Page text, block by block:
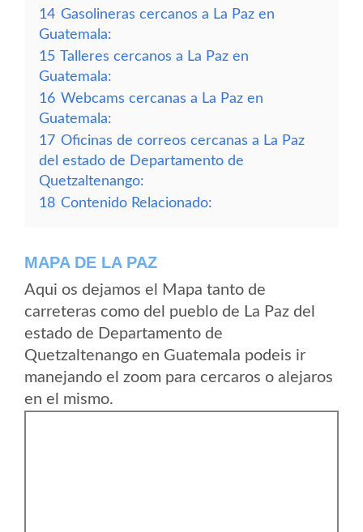
14 Gasolineras cercanos a La Paz en
Guatemala:
15 Talleres cercanos a La Paz en
Guatemala:
16 Webcams cercanas a La Paz en
Guatemala:
17 Oficinas de correos cercanas a La Paz
del estado de Departamento de
Quetzaltenango:
18 Contenido Relacionado:
MAPA DE LA PAZ
Aqui os dejamos el Mapa tanto de
carreteras como del pueblo de La Paz del
estado de Departamento de
Quetzaltenango en Guatemala podeis ir
manejando el zoom para cercaros o alejaros
en el mismo.